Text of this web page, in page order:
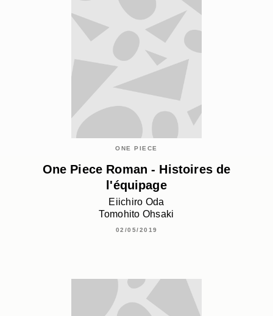
ONE PIECE
One Piece Roman - Histoires de
l'équipage
Eiichiro Oda
Tomohito Ohsaki
02/05/2019